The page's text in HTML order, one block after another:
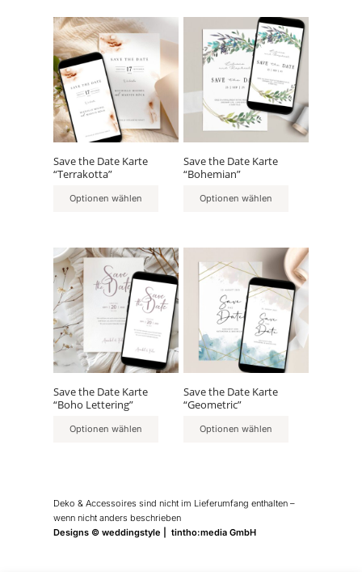
Save the Date Karte
“Terrakotta”
Optionen wählen
Save the Date Karte
“Bohemian”
Optionen wählen
Save the Date Karte
“Boho Lettering”
Optionen wählen
Save the Date Karte
“Geometric”
Optionen wählen
Deko & Accessoires sind nicht im Lieferumfang enthalten –
wenn nicht anders beschrieben
Designs © weddingstyle | tintho:media GmbH